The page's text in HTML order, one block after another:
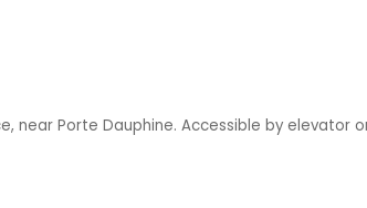
near Porte Dauphine. Accessible by elevator